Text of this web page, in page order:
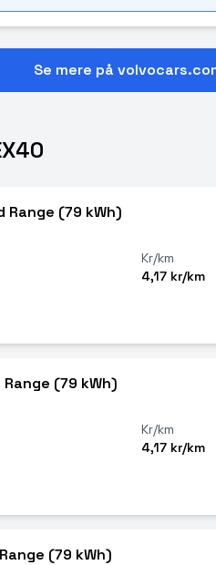
Se mere på
(79 kWh)
Kr/km
4,17 kr/km
(79 kWh)
Kr/km
4,17 kr/km
(79 kWh)